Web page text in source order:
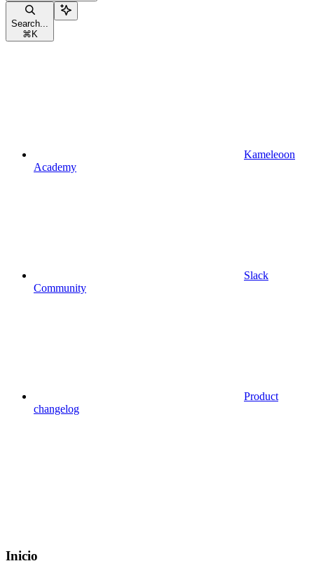
Search...
⌘ K
Kameleoon
Academy
Slack
Community
Product
changelog
Inicio